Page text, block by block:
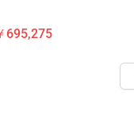
695,275